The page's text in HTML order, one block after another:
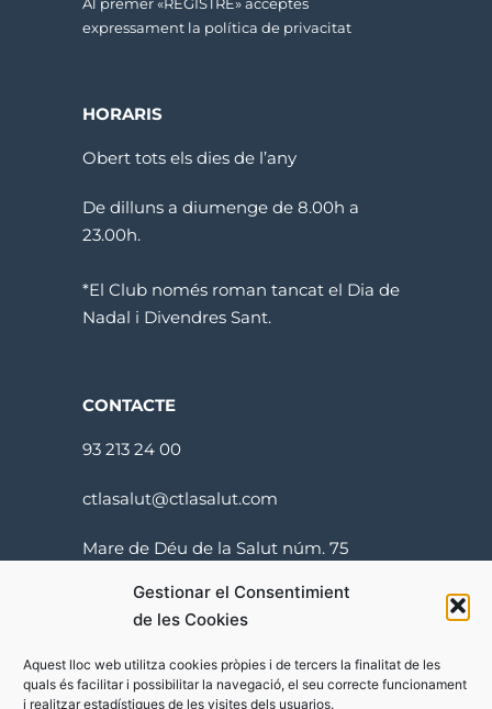
Gestionar el Consentimient
de les Cookies
Aquest lloc web utilitza cookies pròpies i de tercers la finalitat de les
quals és facilitar i possibilitar la navegació, el seu correcte funcionament
i realitzar estadístiques de les visites dels usuarios.
expressament la política de privacitat
HORARIS
Obert tots els dies de l’any
De dilluns a diumenge de 8.00h a
23.00h.
*El Club només roman tancat el Dia de
Nadal i Divendres Sant.
CONTACTE
93 213 24 00
ctlasalut@ctlasalut.com
Mare de Déu de la Salut núm. 75